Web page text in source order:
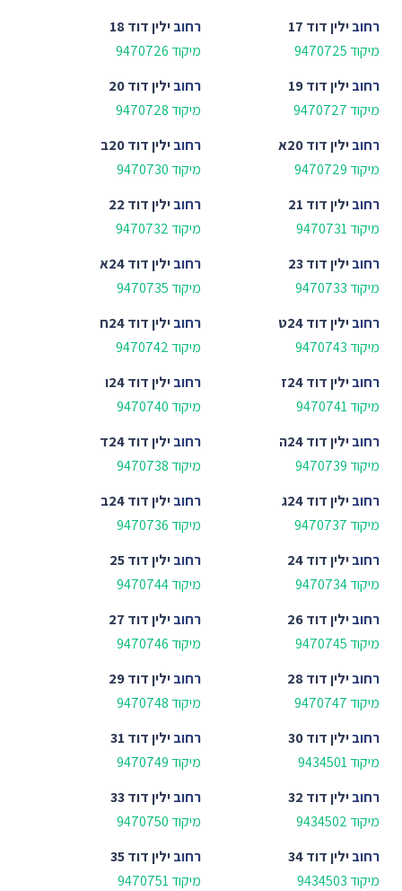
רחובילין דוד 17
מיקוד 9470725
רחובילין דוד 18
מיקוד 9470726
רחובילין דוד 19
מיקוד 9470727
רחובילין דוד 20
מיקוד 9470728
רחובילין דוד 20א
מיקוד 9470729
רחובילין דוד 20ב
מיקוד 9470730
רחובילין דוד 21
מיקוד 9470731
רחובילין דוד 22
מיקוד 9470732
רחובילין דוד 23
מיקוד 9470733
רחובילין דוד 24א
מיקוד 9470735
רחובילין דוד 24ט
מיקוד 9470743
רחובילין דוד 24ח
מיקוד 9470742
רחובילין דוד 24ז
מיקוד 9470741
רחובילין דוד 24ו
מיקוד 9470740
רחובילין דוד 24ה
מיקוד 9470739
רחובילין דוד 24ד
מיקוד 9470738
רחובילין דוד 24ג
מיקוד 9470737
רחובילין דוד 24ב
מיקוד 9470736
רחובילין דוד 24
מיקוד 9470734
רחובילין דוד 25
מיקוד 9470744
רחובילין דוד 26
מיקוד 9470745
רחובילין דוד 27
מיקוד 9470746
רחובילין דוד 28
מיקוד 9470747
רחובילין דוד 29
מיקוד 9470748
רחובילין דוד 30
מיקוד 9434501
רחובילין דוד 31
מיקוד 9470749
רחובילין דוד 32
מיקוד 9434502
רחובילין דוד 33
מיקוד 9470750
רחובילין דוד 34
מיקוד 9434503
רחובילין דוד 35
מיקוד 9470751